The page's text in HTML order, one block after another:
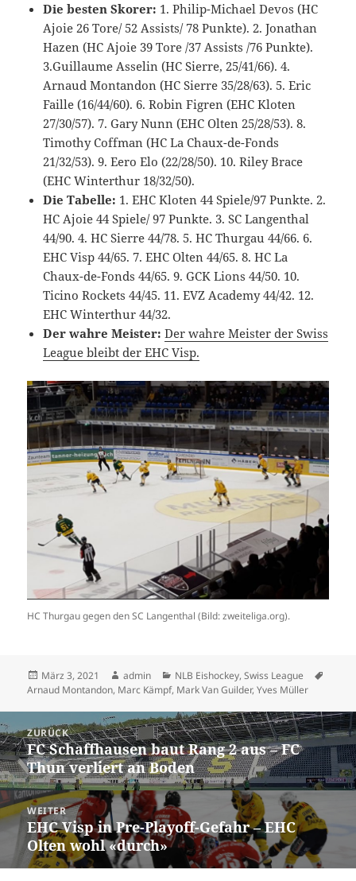
Die besten Skorer: 1. Philip-Michael Devos (HC
Ajoie 26 Tore/ 52 Assists/ 78 Punkte). 2. Jonathan
Hazen (HC Ajoie 39 Tore /37 Assists /76 Punkte).
3.Guillaume Asselin (HC Sierre, 25/41/66). 4.
Arnaud Montandon (HC Sierre 35/28/63). 5. Eric
Faille (16/44/60). 6. Robin Figren (EHC Kloten
27/30/57). 7. Gary Nunn (EHC Olten 25/28/53). 8.
Timothy Coffman (HC La Chaux-de-Fonds
21/32/53). 9. Eero Elo (22/28/50). 10. Riley Brace
(EHC Winterthur 18/32/50).
Die Tabelle: 1. EHC Kloten 44 Spiele/97 Punkte. 2.
HC Ajoie 44 Spiele/ 97 Punkte. 3. SC Langenthal
44/90. 4. HC Sierre 44/78. 5. HC Thurgau 44/66. 6.
EHC Visp 44/65. 7. EHC Olten 44/65. 8. HC La
Chaux-de-Fonds 44/65. 9. GCK Lions 44/50. 10.
Ticino Rockets 44/45. 11. EVZ Academy 44/42. 12.
EHC Winterthur 44/32.
Der wahre Meister: Der wahre Meister der Swiss
League bleibt der EHC Visp.
HC Thurgau gegen den SC Langenthal (Bild: zweiteliga.org).
Veröffentlicht
am
März 3, 2021 Autor
admin Kategorien
NLB Eishockey,Swiss League
Arnaud Montandon, Marc Kämpf, Mark Van Guilder,Yves Müller
Beitrags-
Navigation
ZURÜCK
Vorheriger
Beitrag:
FC Schaffhausen baut Rang 2 aus – FC
Thun verliert an Boden
WEITER
Nächster
Beitrag:
EHC Visp in Pre-Playoff-Gefahr – EHC
Olten wohl «durch»